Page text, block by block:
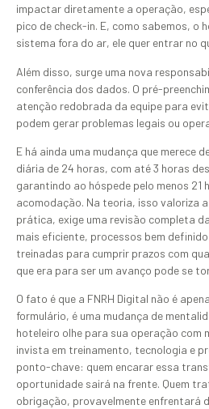
impactar diretamente a operação,
pico de check-in. E, como sabemos, o
sistema fora do ar, ele quer entrar no
Além disso, surge uma nova
conferência dos dados. O pré-
atenção redobrada da equipe para
podem gerar problemas legais ou
E há ainda uma mudança que merece
diária de 24 horas, com até 3 horas
garantindo ao hóspede pelo menos 21
acomodação. Na teoria, isso valoriza
prática, exige uma revisão completa
mais eficiente, processos bem
treinadas para cumprir prazos com
que era para ser um avanço pode se
O fato é que a FNRH Digital não é
formulário, é uma mudança de
hoteleiro olhe para sua operação com
invista em treinamento, tecnologia e
ponto-chave: quem encarar essa
oportunidade sairá na frente. Quem
obrigação, provavelmente enfrentará